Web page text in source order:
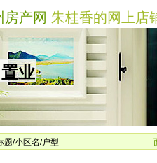
房产网 朱桂香的网上店
业
题/小区名/户型